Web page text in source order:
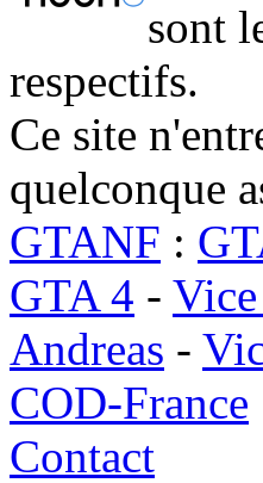
sont
respectifs.
Ce site
quelconque
GTANF :
GTA 4 -
Andreas -
COD-France
Contact